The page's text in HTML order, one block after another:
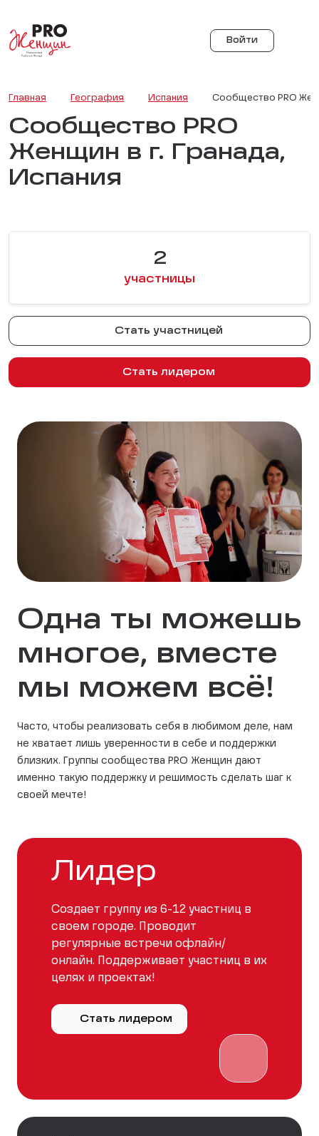
Войти
Главная География Испания Сообщество PRO
Сообщество PRO
Женщин в г. Гранада,
Испания
2
участницы
Стать участницей
Стать лидером
Одна ты можешь
многое, вместе
мы можем всё!
Часто, чтобы реализовать себя в любимом деле, нам
не хватает лишь уверенности в себе и поддержки
близких. Группы сообщества PRO Женщин дают
именно такую поддержку и решимость сделать шаг к
своей мечте!
Лидер
Создает группу из 6-12 участниц в
своем городе. Проводит
регулярные встречи офлайн/
онлайн. Поддерживает участниц в их
целях и проектах!
Стать лидером